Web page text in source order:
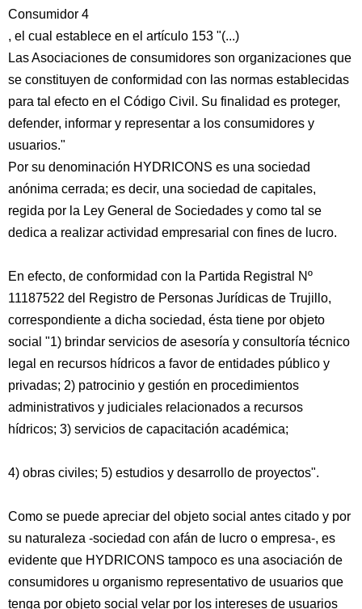
Consumidor 4
, el cual establece en el artículo 153 "(...)
Las Asociaciones de consumidores son organizaciones que
se constituyen de conformidad con las normas establecidas
para tal efecto en el Código Civil. Su finalidad es proteger,
defender, informar y representar a los consumidores y
usuarios."
Por su denominación HYDRICONS es una sociedad
anónima cerrada; es decir, una sociedad de capitales,
regida por la Ley General de Sociedades y como tal se
dedica a realizar actividad empresarial con fines de lucro.
En efecto, de conformidad con la Partida Registral Nº
11187522 del Registro de Personas Jurídicas de Trujillo,
correspondiente a dicha sociedad, ésta tiene por objeto
social "1) brindar servicios de asesoría y consultoría técnico
legal en recursos hídricos a favor de entidades público y
privadas; 2) patrocinio y gestión en procedimientos
administrativos y judiciales relacionados a recursos
hídricos; 3) servicios de capacitación académica;
4) obras civiles; 5) estudios y desarrollo de proyectos".
Como se puede apreciar del objeto social antes citado y por
su naturaleza -sociedad con afán de lucro o empresa-, es
evidente que HYDRICONS tampoco es una asociación de
consumidores u organismo representativo de usuarios que
tenga por objeto social velar por los intereses de usuarios